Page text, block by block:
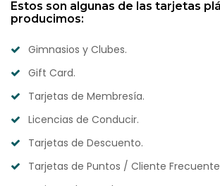
Estos son algunas de las tarjetas
producimos:
Gimnasios y Clubes.
Gift Card.
Tarjetas de Membresía.
Licencias de Conducir.
Tarjetas de Descuento.
Tarjetas de Puntos / Cliente